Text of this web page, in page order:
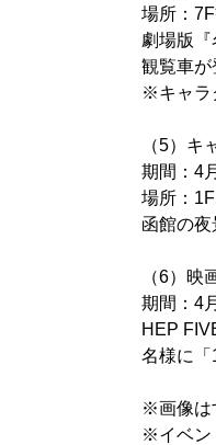
場所：
劇場版
観覧車が
※キャラ
（5）キ
期間：4
場所：
函館の夜
（6）映
期間：4
HEP
名様に「
※画像は
※イベン